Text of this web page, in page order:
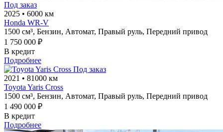
Под заказ
2025 • 6000 км
Honda WR-V
1500 см³, Бензин, Автомат, Правый руль, Передний привод
1 750 000 ₽
В кредит
Подробнее
Под заказ
2021 • 81000 км
Toyota Yaris Cross
1500 см³, Бензин, Автомат, Правый руль, Передний привод
1 490 000 ₽
В кредит
Подробнее